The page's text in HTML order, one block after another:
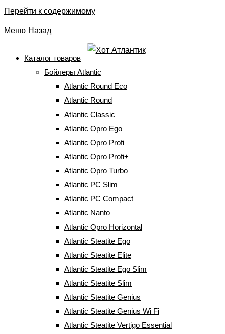
Перейти к содержимому
Меню Назад
Каталог товаров
Бойлеры Atlantic
Atlantic Round Eco
Atlantic Round
Atlantic Classic
Atlantic Opro Ego
Atlantic Opro Profi
Atlantic Opro Profi+
Atlantic Opro Turbo
Atlantic PC Slim
Atlantic PC Compact
Atlantic Nanto
Atlantic Opro Horizontal
Atlantic Steatite Ego
Atlantic Steatite Elite
Atlantic Steatite Ego Slim
Atlantic Steatite Slim
Atlantic Steatite Genius
Atlantic Steatite Genius Wi Fi
Atlantic Steatite Vertigo Essential
Atlantic Opro Profi+
Бойлеры Atlantic⇒Atlantic Opro Profi+
2000W (27350980)